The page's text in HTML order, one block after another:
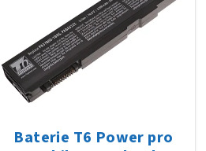
Baterie T6 Power pro